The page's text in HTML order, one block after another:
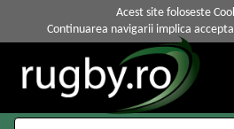
Acest site foloseste
Continuarea navigarii implica